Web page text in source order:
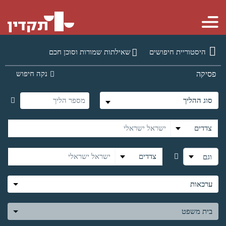
היסטוריית חיפושים שאילתות שמורות וסוכן חכם
פסיקה נקה חיפוש
סוג ההליך
צדדים
וגם צדדים
ערכאות
בית משפט